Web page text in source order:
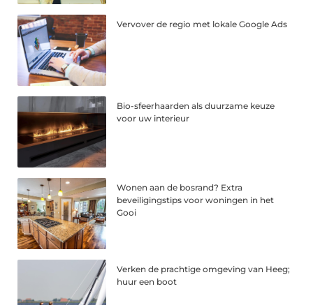
Vervover de regio met lokale Google Ads
Bio-sfeerhaarden als duurzame keuze
voor uw interieur
Wonen aan de bosrand? Extra
beveiligingstips voor woningen in het
Gooi
Verken de prachtige omgeving van Heeg;
huur een boot